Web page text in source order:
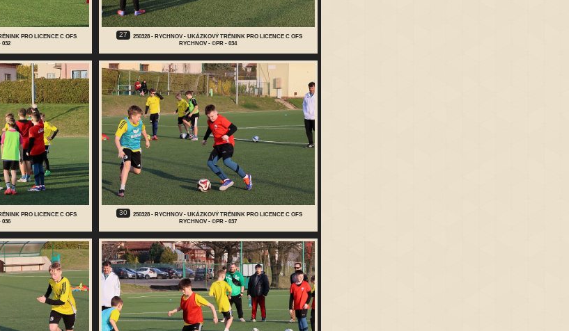
PRO LICENCE C OFS
032
27
250328 - RYCHNOV - UKÁZKOVÝ TRÉNINK PRO LICENCE C OFS
RYCHNOV - ©PR - 034
PRO LICENCE C OFS
036
30
250328 - RYCHNOV - UKÁZKOVÝ TRÉNINK PRO LICENCE C OFS
RYCHNOV - ©PR - 037